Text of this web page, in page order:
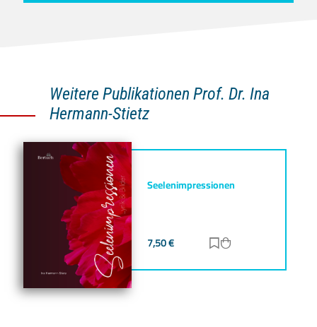
Weitere Publikationen Prof. Dr. Ina
Hermann-Stietz
Seelenimpressionen
7,50€ Zur Merkliste